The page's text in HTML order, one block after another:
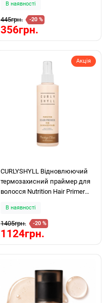
В наявності
445грн. -20 %
356грн.
Акція
CURLYSHYLL Відновлюючий
термозахисний праймер для
волосся Nutrition Hair Primer
В наявності
1405грн. -20 %
1124грн.